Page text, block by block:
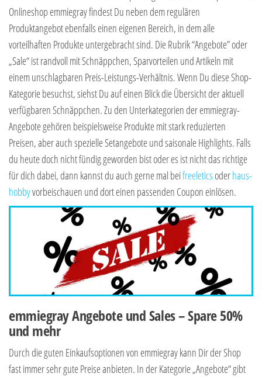
Onlineshop emmiegray findest Du neben dem regulären
Produktangebot ebenfalls einen eigenen Bereich, in dem alle
vorteilhaften Produkte untergebracht sind. Die Rubrik “Angebote” oder
„Sale“ ist randvoll mit Schnäppchen, Sparvorteilen und Artikeln mit
einem unschlagbaren Preis-Leistungs-Verhältnis. Wenn Du diese Shop-
Kategorie besuchst, siehst Du auf einen Blick die Übersicht der aktuell
verfügbaren Schnäppchen. Zu den Unterkategorien der emmiegray-
Angebote gehören beispielsweise Produkte mit stark reduzierten
Preisen, aber auch spezielle Setangebote und saisonale Highlights. Falls
du heute doch nicht fündig geworden bist oder es ist nicht das richtige
für dich dabei, dann kannst du auch gerne mal beifreeleticsoderhaus-
hobbyvorbeischauen und dort einen passenden Coupon einlösen.
emmiegray Angebote und Sales – Spare 50%
und mehr
Durch die guten Einkaufsoptionen von emmiegray kann Dir der Shop
fast immer sehr gute Preise anbieten. In der Kategorie „Angebote“ gibt